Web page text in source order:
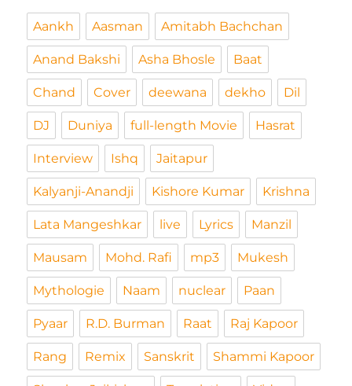
Aankh Aasman Amitabh Bachchan
Anand Bakshi Asha Bhosle Baat
Chand Cover deewana dekho Dil
DJ Duniya full-length Movie Hasrat
Interview Ishq Jaitapur
Kalyanji-Anandji Kishore Kumar Krishna
Lata Mangeshkar live Lyrics Manzil
Mausam Mohd. Rafi mp3 Mukesh
Mythologie Naam nuclear Paan
Pyaar R.D. Burman Raat Raj Kapoor
Rang Remix Sanskrit Shammi Kapoor